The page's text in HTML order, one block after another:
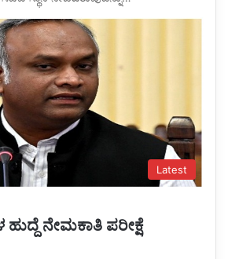
Latest
ನೇಮಕಾತಿ ಪರೀಕ್ಷೆ